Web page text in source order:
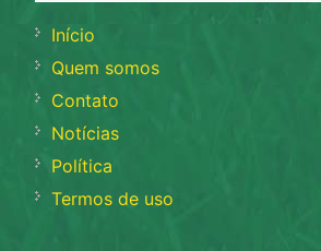
Início
Quem somos
Contato
Notícias
Política
Termos de uso